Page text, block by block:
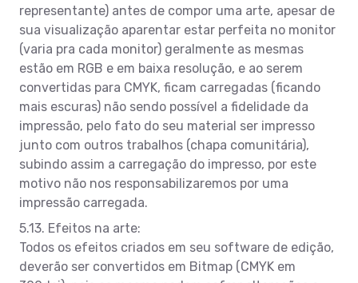
representante) antes de compor uma arte, apesar de
sua visualização aparentar estar perfeita no monitor
(varia pra cada monitor) geralmente as mesmas
estão em RGB e em baixa resolução, e ao serem
convertidas para CMYK, ficam carregadas (ficando
mais escuras) não sendo possível a fidelidade da
impressão, pelo fato do seu material ser impresso
junto com outros trabalhos (chapa comunitária),
subindo assim a carregação do impresso, por este
motivo não nos responsabilizaremos por uma
impressão carregada.
5.13. Efeitos na arte:
Todos os efeitos criados em seu software de edição,
deverão ser convertidos em Bitmap (CMYK em